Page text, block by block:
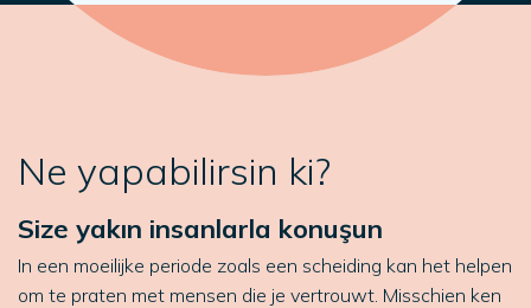
Ne yapabilirsin ki?
Size yakın insanlarla konuşun
In een moeilijke periode zoals een scheiding kan het helpen
om te praten met mensen die je vertrouwt. Misschien ken